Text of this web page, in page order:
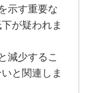
示す重要な
が疑われま
減少するこ
と関連しま